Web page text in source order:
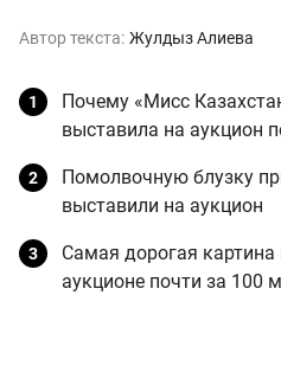
Автор текста: Жулдыз Алиева
Почему «Мисс
выставила на аукцион
Помолвочную блузку
выставили на аукцион
Самая дорогая
аукционе почти за 100